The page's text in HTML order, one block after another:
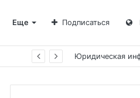
Еще Подписаться
Юридическая